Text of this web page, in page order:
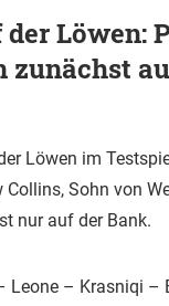
der Löwen:
zunächst
Löwen im
Sohn von
nur auf der Bank.
Leone – Krasniqi –